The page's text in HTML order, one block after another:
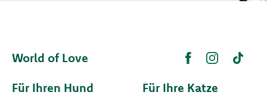
World of Love
Für Ihren Hund
Für Ihre Katze